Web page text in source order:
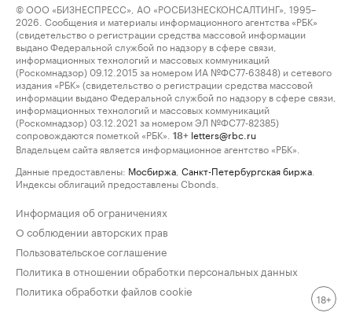
© ООО «БИЗНЕСПРЕСС», АО «РОСБИЗНЕСКОНСАЛТИНГ», 1995–
2026. Сообщения и материалы информационного агентства «РБК»
(свидетельство о регистрации средства массовой информации
выдано Федеральной службой по надзору в сфере связи,
информационных технологий и массовых коммуникаций
(Роскомнадзор) 09.12.2015 за номером ИА №ФС77-63848) и сетевого
издания «РБК» (свидетельство о регистрации средства массовой
информации выдано Федеральной службой по надзору в сфере связи,
информационных технологий и массовых коммуникаций
(Роскомнадзор) 03.12.2021 за номером ЭЛ №ФС77-82385)
сопровождаются пометкой «РБК».
18+ letters@rbc.ru
Владельцем сайта является информационное агентство «РБК».
Данные предоставлены: Мосбиржа Санкт-Петербургская биржа
Индексы облигаций предоставлены Cbonds.
Информация об ограничениях
О соблюдении авторских прав
Пользовательское соглашение
Политика в отношении обработки персональных данных
Политика обработки файлов cookie
18+